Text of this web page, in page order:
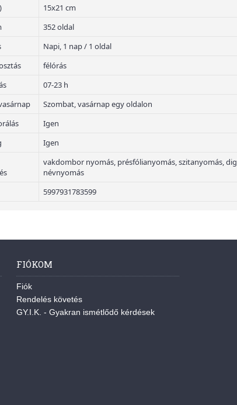
15x21 cm
352 oldal
Napi, 1 nap / 1 oldal
félórás
07-23 h
Szombat, vasárnap egy oldalon
Igen
Igen
vakdombor nyomás, présfólianyomás, szitanyomás,
névnyomás
5997931783599
FIÓKOM
Fiók
Rendelés követés
GY.I.K. - Gyakran ismétlődő kérdések